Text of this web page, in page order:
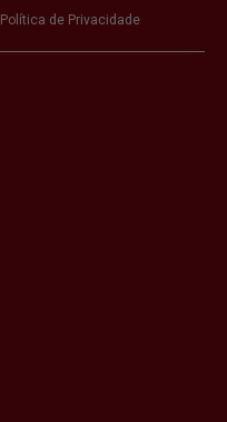
Política de Privacidade